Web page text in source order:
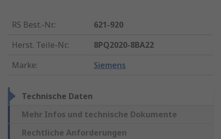
RS Best.-Nr.:
621-920
Herst. Teile-Nr.:
8PQ2020-8BA22
Marke: Siemens
Technische Daten
Mehr Infos und technische Dokumente
Rechtliche Anforderungen